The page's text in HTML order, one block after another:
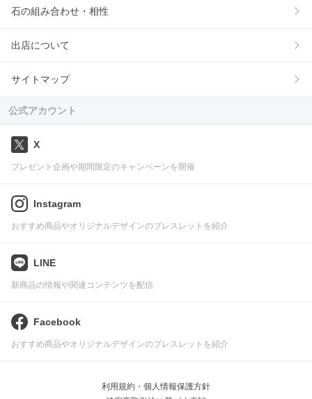
石の組み合わせ・相性
出店について
サイトマップ
公式アカウント
X
プレゼント企画や期間限定のキャンペーンを開催
Instagram
おすすめ商品やオリジナルデザインのブレスレットを紹介
LINE
新商品の情報や関連コンテンツを配信
Facebook
おすすめ商品やオリジナルデザインのブレスレットを紹介
利用規約・個人情報保護方針